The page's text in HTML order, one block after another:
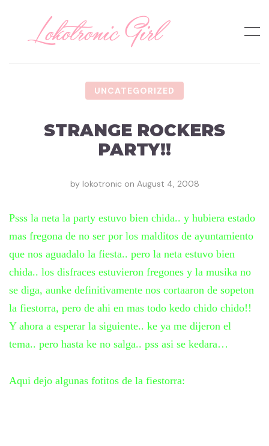
UNCATEGORIZED
STRANGE ROCKERS
PARTY!!
by lokotronic on August 4, 2008
Psss la neta la party estuvo bien chida.. y hubiera estado
mas fregona de no ser por los malditos de ayuntamiento
que nos aguadalo la fiesta.. pero la neta estuvo bien
chida.. los disfraces estuvieron fregones y la musika no
se diga, aunke definitivamente nos cortaaron de sopeton
la fiestorra, pero de ahi en mas todo kedo chido chido!!
Y ahora a esperar la siguiente.. ke ya me dijeron el
tema.. pero hasta ke no salga.. pss asi se kedara…
Aqui dejo algunas fotitos de la fiestorra: